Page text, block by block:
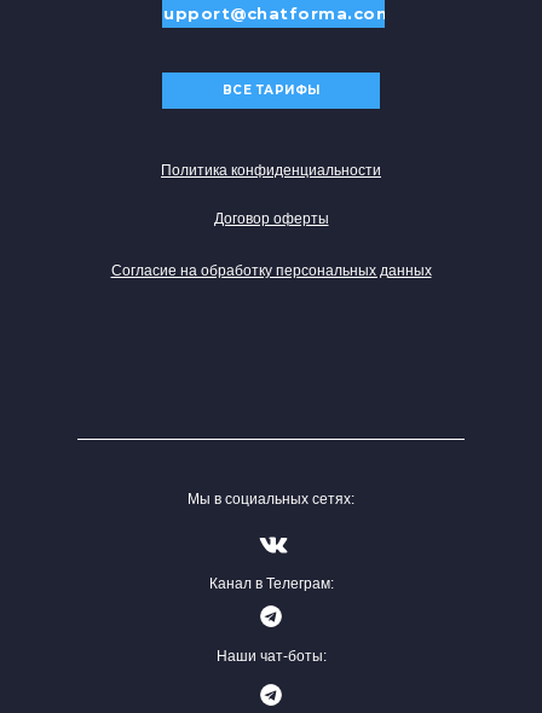
Политика конфиденциальности
Договор оферты
support@chatforma.com
Мы в социальных сетях:
Наши чат-боты:
Канал в Телеграм:
Согласие на обработку персональных данных
ВСЕ ТАРИФЫ